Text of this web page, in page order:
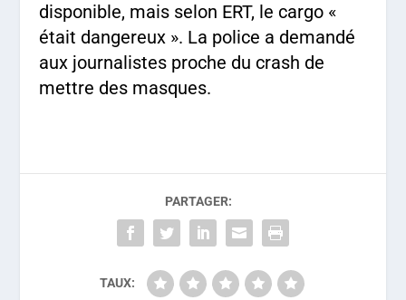
disponible, mais selon ERT, le cargo «
était dangereux ». La police a demandé
aux journalistes proche du crash de
mettre des masques.
PARTAGER:
TAUX: